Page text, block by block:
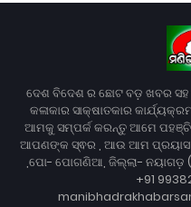
ଦେଶ ବିଦେଶ ର ଛୋଟ ବଡ଼ ଖବର ସହ
କଳାକାର ସାକ୍ଷାତକାର
ଆମକୁ ସମ୍ପର୍କ କରନ୍ତୁ ଆମେ
ଆପଣଙ୍କ ସ୍ଵର , ଆଉ ଆମ ପ୍ରୟାସ ।।
,ପୋ- ପୋଗଣିଆ, ଜିଲ୍ଲା- ନୟାଗଡ଼
+91